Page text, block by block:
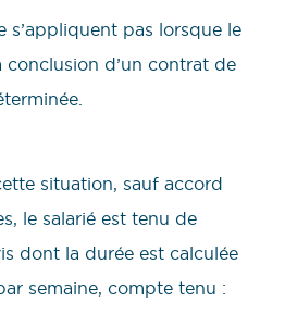
s’appliquent pas lorsque le
conclusion d’un contrat de
situation, sauf accord
le salarié est tenu de
dont la durée est calculée
semaine, compte tenu :